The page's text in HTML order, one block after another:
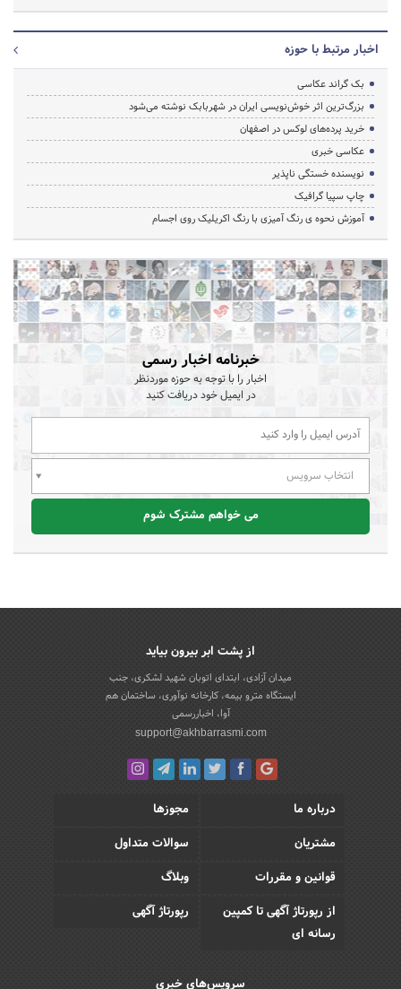
اخبار مرتبط با حوزه
بک گراند عکاسی
بزرگ‌ترین اثر خوش‌نویسی ایران در شهربابک نوشته می‌شود
خرید پرده‌های لوکس در اصفهان
عکاسی خبری
نویسنده خستگی ناپذیر
چاپ سپیا گرافیک
آموزش نحوه ی رنگ آمیزی با رنگ اکریلیک روی اجسام
خبرنامه اخبار رسمی
اخبار را با توجه به حوزه موردنظر
در ایمیل خود دریافت کنید
انتخاب سرویس
می خواهم مشترک شوم
از پشت ابر بیرون بیاید
میدان آزادی، ابتدای اتوبان شهید لشکری، جنب
ایستگاه مترو بیمه، کارخانه نوآوری، ساختمان هم
آوا، اخباررسمی
support@akhbarrasmi.com
درباره ما
مجوزها
مشتریان
سوالات متداول
قوانین و مقررات
وبلاگ
از رپورتاژ آگهی تا کمپین
رسانه ای
رپورتاژ آگهی
سرویس‌های خبری